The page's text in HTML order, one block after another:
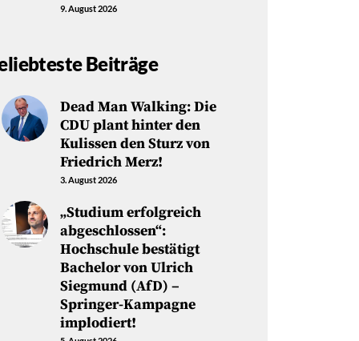
9. August 2026
Beiträge
Dead Man Walking: Die
CDU plant hinter den
Kulissen den Sturz von
Friedrich Merz!
3. August 2026
„Studium erfolgreich
abgeschlossen“:
Hochschule bestätigt
Bachelor von Ulrich
Siegmund (AfD) –
Springer-Kampagne
implodiert!